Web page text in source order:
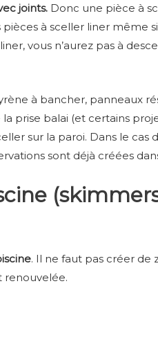
joints. Donc une pièce à
à sceller liner même
vous n’aurez pas à
à bancher, panneaux
prise balai (et certains
sur la paroi. Dans le cas
sont déjà créées
. Il ne faut pas créer de
renouvelée.